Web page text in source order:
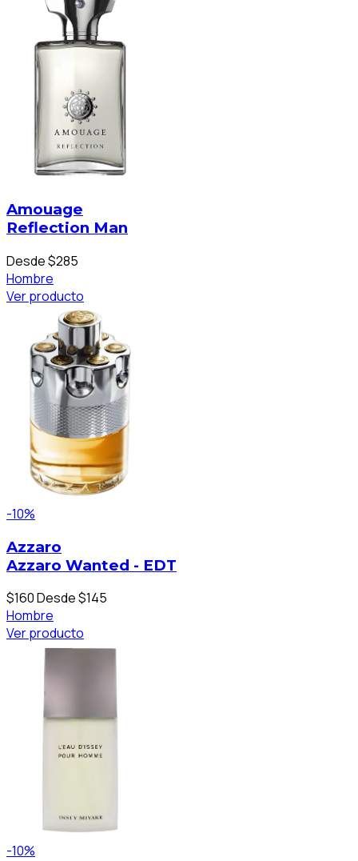
Amouage
Reflection Man
Desde $285
Hombre
Ver producto
-10%
Azzaro
Azzaro Wanted - EDT
$160Desde $145
Hombre
Ver producto
-10%